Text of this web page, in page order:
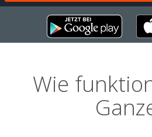
Wie